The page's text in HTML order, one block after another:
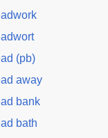
(pb)
away
bank
bath